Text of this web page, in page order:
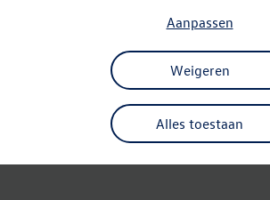
Alles toestaan
Weigeren
Aanpassen
Something went wrong. Please try
refreshing the app
Refresh